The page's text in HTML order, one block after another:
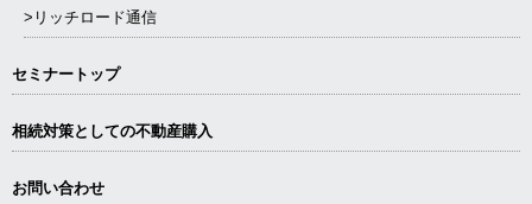
>リッチロード通信
セミナートップ
相続対策としての不動産購入
お問い合わせ